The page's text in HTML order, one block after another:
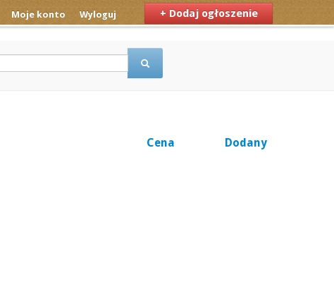
+ Dodaj ogłoszenie
Moje konto Wyloguj
Cena Dodany